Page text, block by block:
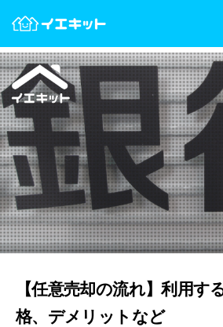
【任意売却の流れ】利用す
格、デメリットなど